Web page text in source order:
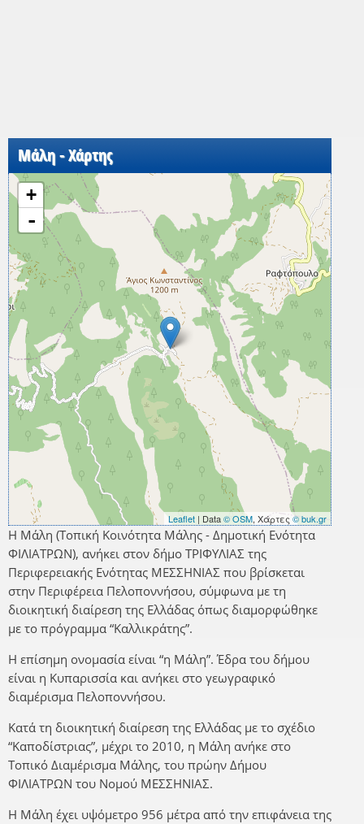
Μάλη - Χάρτης
+
-
Leaflet | Data© OSM, Χάρτες © buk.gr
Η Μάλη (Τοπική Κοινότητα Μάλης - Δημοτική Ενότητα
ΦΙΛΙΑΤΡΩΝ), ανήκει στον δήμο ΤΡΙΦΥΛΙΑΣ της
Περιφερειακής Ενότητας ΜΕΣΣΗΝΙΑΣ που βρίσκεται
στην Περιφέρεια Πελοποννήσου, σύμφωνα με τη
διοικητική διαίρεση της Ελλάδας όπως διαμορφώθηκε
με το πρόγραμμα “Καλλικράτης”.
Η επίσημη ονομασία είναι “η Μάλη”. Έδρα του δήμου
είναι η Κυπαρισσία και ανήκει στο γεωγραφικό
διαμέρισμα Πελοποννήσου.
Κατά τη διοικητική διαίρεση της Ελλάδας με το σχέδιο
“Καποδίστριας”, μέχρι το 2010, η Μάλη ανήκε στο
Τοπικό Διαμέρισμα Μάλης, του πρώην Δήμου
ΦΙΛΙΑΤΡΩΝ του Νομού ΜΕΣΣΗΝΙΑΣ.
Η Μάλη έχει υψόμετρο 956 μέτρα από την επιφάνεια της